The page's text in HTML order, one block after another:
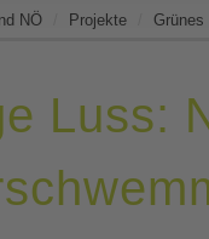
NÖ Projekte Grünes
Luss: